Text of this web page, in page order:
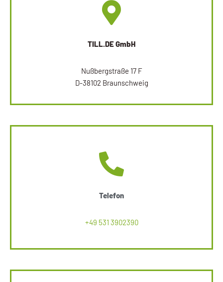
TILL.DE GmbH
Nußbergstraße 17 F
D-38102 Braunschweig
Telefon
+49 531 3902390